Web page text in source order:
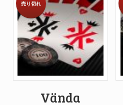
売り切れ
Vända